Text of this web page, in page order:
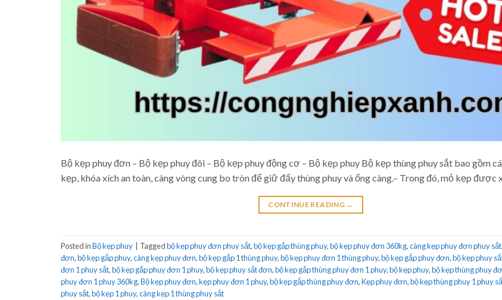
Bộ kẹp phuy đơn – Bộ kẹp phuy đôi – Bộ kẹp phuy động cơ – Bộ kẹp phuy Bộ kẹp thùng phuy sắt bao gồm
kẹp, khóa xích an toàn, càng vòng cung bo tròn để giữ đấy thùng phuy và ống càng.– Trong đó, mỏ kẹp được
CONTINUE READING →
Posted inBộ kẹp phuy Taggedbộ kẹp phuy đơn phuy sắt,bộ kẹp gắp thùng phuy,bộ kẹp phuy đơn 360kg,càng kẹp phuy đơn phuy sắt,
đơn,bộ kẹp gắp phuy,càng kẹp phuy đơn,bộ kẹp gắp 1 thùng phuy,bộ kẹp phuy đơn 1 thùng phuy,bộ kẹp gắp phuy đơn,bộ kẹp phuy
đơn 1 phuy sắt,bộ kẹp gắp phuy đơn 1 phuy,bộ kẹp phuy sắt đơn,bộ kẹp gắp thùng phuy đơn 1 phuy,bộ kẹp phuy,bộ kẹp thùng phuy
phuy đơn 1 phuy 360kg,Bộ kẹp phuy đơn,kẹp phuy đơn 1 phuy,bộ kẹp gắp thùng phuy đơn,Kẹp phuy đơn,bộ kẹp thùng phuy 1 phuy
phuy sắt,bộ kẹp 1 phuy,càng kẹp 1 thùng phuy sắt